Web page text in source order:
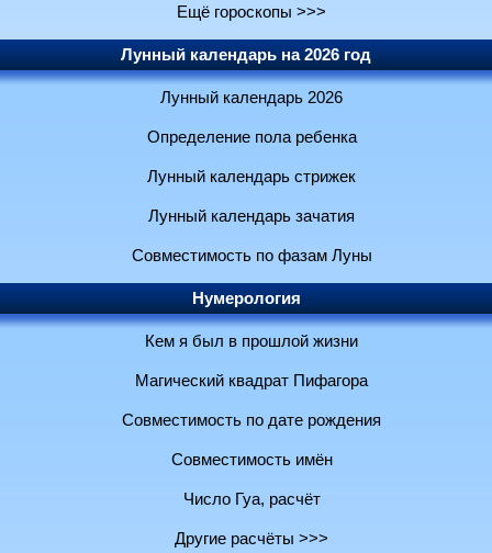
Ещё гороскопы >>>
Лунный календарь на 2026 год
Лунный календарь 2026
Определение пола ребенка
Лунный календарь стрижек
Лунный календарь зачатия
Совместимость по фазам Луны
Нумерология
Кем я был в прошлой жизни
Магический квадрат Пифагора
Совместимость по дате рождения
Совместимость имён
Число Гуа, расчёт
Другие расчёты >>>